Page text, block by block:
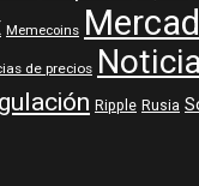
Memecoins
de precios
Ripple Rusia